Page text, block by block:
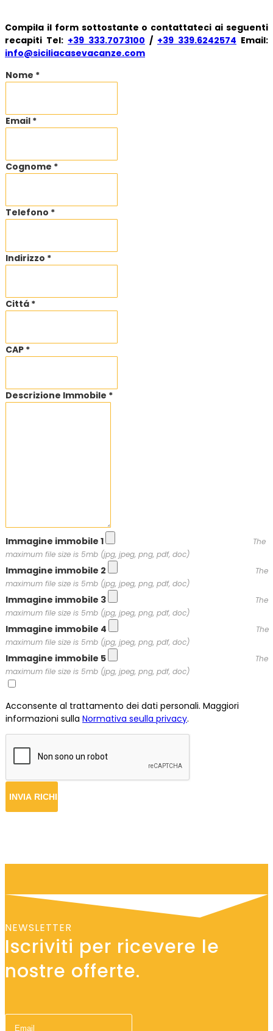
Compila il form sottostante o contattateci ai seguenti
recapiti Tel: +39 333.7073100 / +39 339.6242574 Email:
info@siciliacasevacanze.com
Nome *
Email *
Cognome *
Telefono *
Indirizzo *
Cittá *
CAP *
Descrizione Immobile *
Immagine immobile 1
The
maximum file size is 5mb (jpg, jpeg, png, pdf, doc)
Immagine immobile 2
The
maximum file size is 5mb (jpg, jpeg, png, pdf, doc)
Immagine immobile 3
The
maximum file size is 5mb (jpg, jpeg, png, pdf, doc)
Immagine immobile 4
The
maximum file size is 5mb (jpg, jpeg, png, pdf, doc)
Immagine immobile 5
The
maximum file size is 5mb (jpg, jpeg, png, pdf, doc)
Acconsente al trattamento dei dati personali. Maggiori
informazioni sulla Normativa seulla privacy.
NEWSLETTER
Iscriviti per ricevere le
nostre offerte.